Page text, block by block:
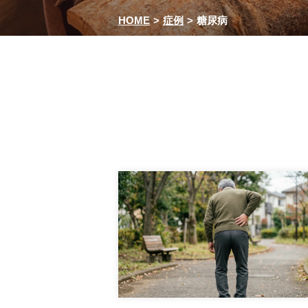
HOME 症例 糖尿病